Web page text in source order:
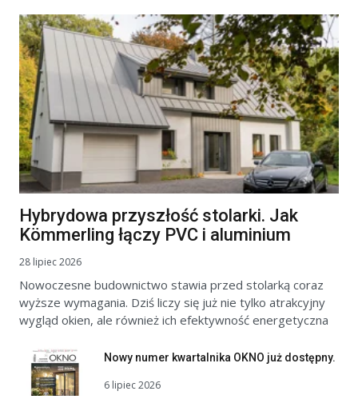
Hybrydowa przyszłość stolarki. Jak
Kömmerling łączy PVC i aluminium
28 lipiec 2026
Nowoczesne budownictwo stawia przed stolarką coraz
wyższe wymagania. Dziś liczy się już nie tylko atrakcyjny
wygląd okien, ale również ich efektywność energetyczna
Nowy numer kwartalnika OKNO już dostępny.
6 lipiec 2026